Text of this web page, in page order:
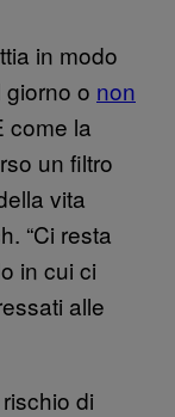
in modo
o non
come la
un filtro
vita
“Ci resta
in cui ci
alle
di